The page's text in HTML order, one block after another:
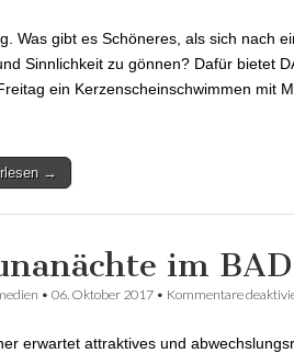
Was gibt es Schöneres, als sich nach
Sinnlichkeit zu gönnen? Dafür bietet
ein Kerzenscheinschwimmen mit
→
im
• 06. Oktober 2017 • Kommentare
erwartet attraktives und